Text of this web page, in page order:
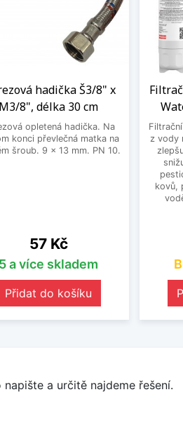
hadička Š3/8" x
M3/8", délka 30 cm
opletená hadička. Na
konci převlečná matka na
šroub. 9 x 13 mm. PN 10.
Cena
57 Kč
5 a více skladem
Přidat do košíku
z vody
kovů,
a určitě najdeme řešení.